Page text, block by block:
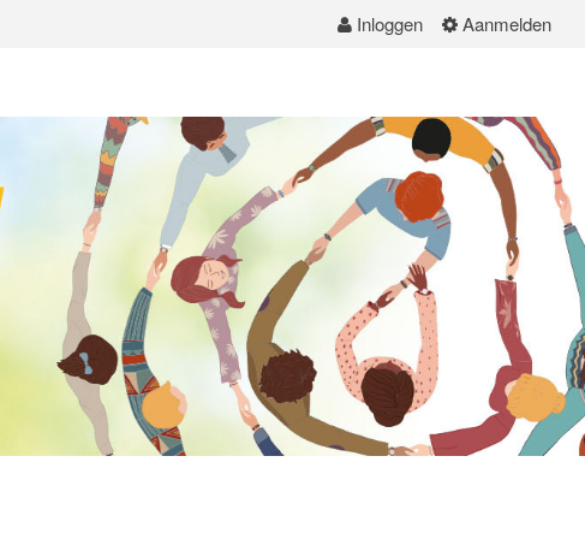
Inloggen Aanmelden